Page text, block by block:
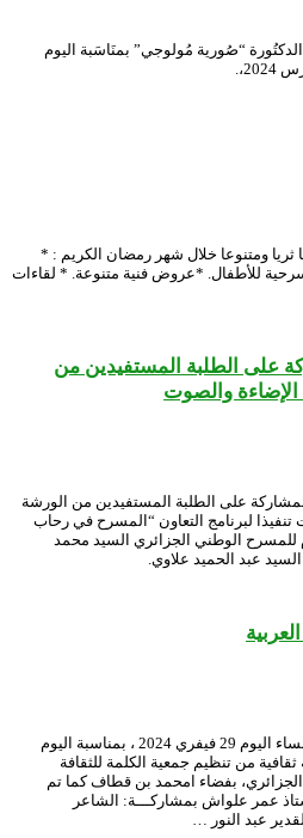
الدكتُورة “صُورية مُولوجي” بمنَاسَبة اليوم
ثريا ومتنوعا خلال شهر رمضان الكريم : *
للأطفال. *عروض فنية متنوعة. * لقاءات
على الطلبة المستفيدين من
الإضاءة والصوت
على الطلبة المستفيدين من الورشة
تنفيذا لبرنامج التعاون “المسرح في رحاب
للمسرح الوطني الجزائري السيد محمد
احتضن المسرح الوطني الجزائري مساء اليوم 29 فيفري 2024 ، بمناسبة اليوم
ثقافية من تنظيم جمعية الكلمة للثقافة
بفضاء امحمد بن قطاف كما تم
عمر علواش بمشاركـــة: الشاعر
عبد النور …